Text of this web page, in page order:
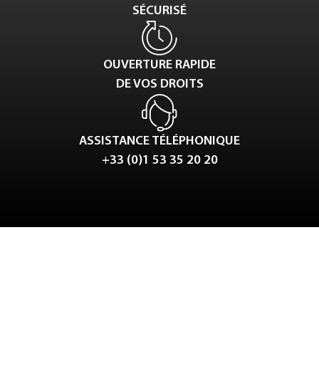
SÉCURISÉ
OUVERTURE RAPIDE
DE VOS DROITS
ASSISTANCE TÉLÉPHONIQUE
+33 (0)1 53 35 20 20